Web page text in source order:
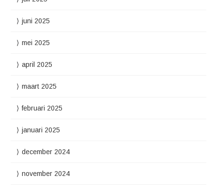
juni 2025
mei 2025
april 2025
maart 2025
februari 2025
januari 2025
december 2024
november 2024